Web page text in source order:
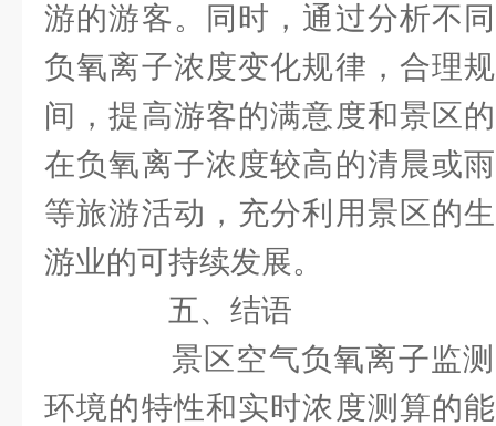
游的游客。同时，通过分析不
负氧离子浓度变化规律，合理
间，提高游客的满意度和景区
在负氧离子浓度较高的清晨或
等旅游活动，充分利用景区的
游业的可持续发展。
五、结语
景区空气负氧离子监测
环境的特性和实时浓度测算的